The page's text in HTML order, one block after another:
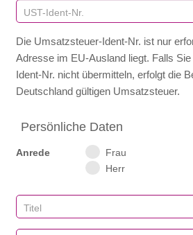
Die Umsatzsteuer-Ident‑Nr. ist nur
Adresse im EU‑Ausland liegt. Falls
Ident‑Nr. nicht übermitteln, erfolgt die
Deutschland gültigen Umsatzsteuer.
Persönliche Daten
Anrede
Frau
Herr